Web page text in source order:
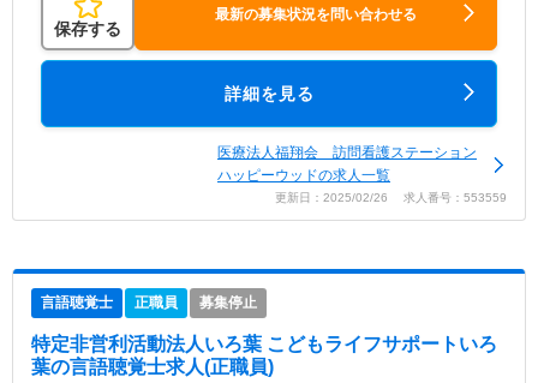
保存する
最新の募集状況を問い合わせる
詳細を見る
医療法人福翔会 訪問看護ステーション
ハッピーウッドの求人一覧
更新日：2025/02/26 求人番号：553559
言語聴覚士 正職員 募集停止
特定非営利活動法人いろ葉 こどもライフサポートいろ
葉の言語聴覚士求人(正職員)